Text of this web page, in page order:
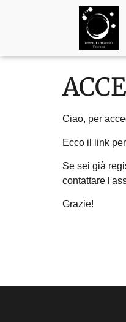
Ciao, per
Ecco il link
Se sei già
contattare
Grazie!